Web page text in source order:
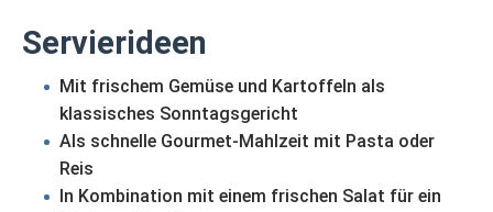
Servierideen
Mit frischem Gemüse und Kartoffeln als
klassisches Sonntagsgericht
Als schnelle Gourmet-Mahlzeit mit Pasta oder
Reis
In Kombination mit einem frischen Salat für ein